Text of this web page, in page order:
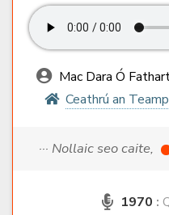
Mac Dara Ó
Ceathrú an
··· Nollaic seo caite,
1970 :